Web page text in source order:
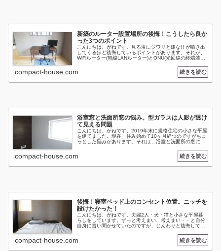
新築のルーター設置場所の後悔！こうしたら良か
った3つのポイント
こんにちは、がねです。見る度にジワリと嫌な汗が噴き出
してくるほど後悔しているポイントがあります。それが、
WiFiルーター(無線LANルーター)とONU(光回線の終端装置)
compact-house.com
浴室窓と洗面所窓の悩み。型ガラスは人影が透け
て見える問題
こんにちは、がねです。2019年末に規格住宅の小さな平屋
を建てました。現在、住み始めて10ヶ月経つのですがちょ
っとした悩みがあります。それは、浴室と洗面所の窓につ
compact-house.com
後悔！寝室ベッド上のコンセント位置。ニッチを
設けたかった！
こんにちは、がねです。夫婦2人・犬・猫と小さな平屋暮
らしをしています。ずっと考えまい、考えまい・・と自分
自身に言い聞かせていたのですが、じんわりと後悔してい
compact-house.com